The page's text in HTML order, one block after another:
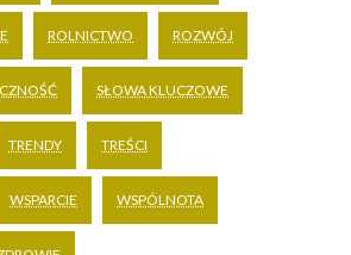
ROLNICTWO ROZWÓJ
SŁOWA KLUCZOWE
TRENDY TREŚCI
WSPARCIE WSPÓLNOTA